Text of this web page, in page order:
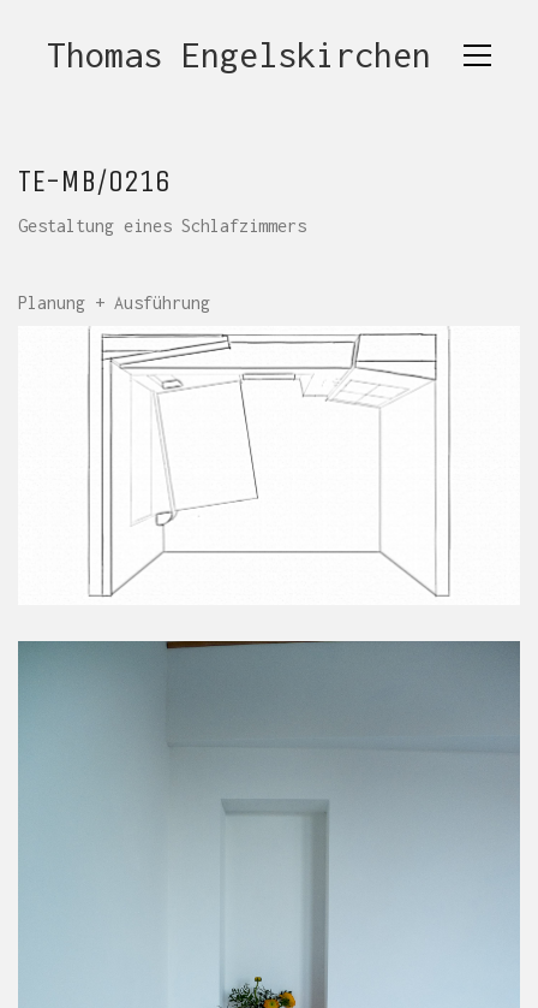
Thomas Engelskirchen
TE-MB/0216
Gestaltung eines Schlafzimmers
Planung + Ausführung